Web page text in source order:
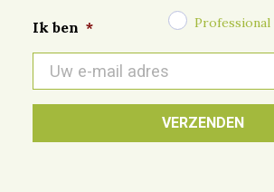
Ik ben * Professional
mail
*